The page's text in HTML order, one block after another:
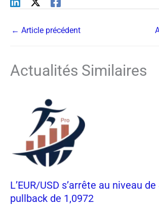
← Article précédent
Actualités Similaires
L’EUR/USD s’arrête au niveau de
pullback de 1,0972